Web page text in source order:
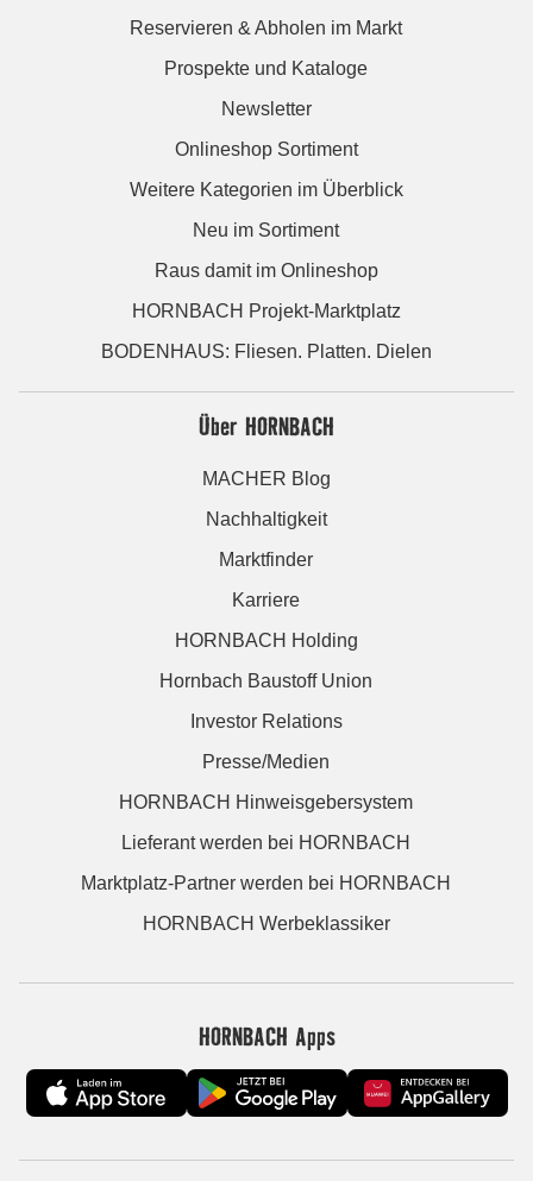
Reservieren & Abholen im Markt
Prospekte und Kataloge
Newsletter
Onlineshop Sortiment
Weitere Kategorien im Überblick
Neu im Sortiment
Raus damit im Onlineshop
HORNBACH Projekt-Marktplatz
BODENHAUS: Fliesen. Platten. Dielen
Über HORNBACH
MACHER Blog
Nachhaltigkeit
Marktfinder
Karriere
HORNBACH Holding
Hornbach Baustoff Union
Investor Relations
Presse/Medien
HORNBACH Hinweisgebersystem
Lieferant werden bei HORNBACH
Marktplatz-Partner werden bei HORNBACH
HORNBACH Werbeklassiker
HORNBACH Apps